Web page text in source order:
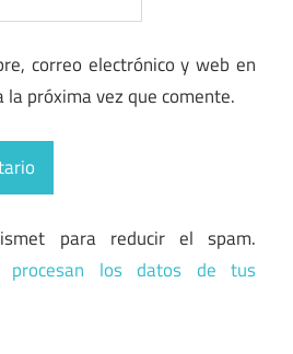
correo electrónico y web en
próxima vez que comente.
para reducir el spam.
procesan los datos de tus